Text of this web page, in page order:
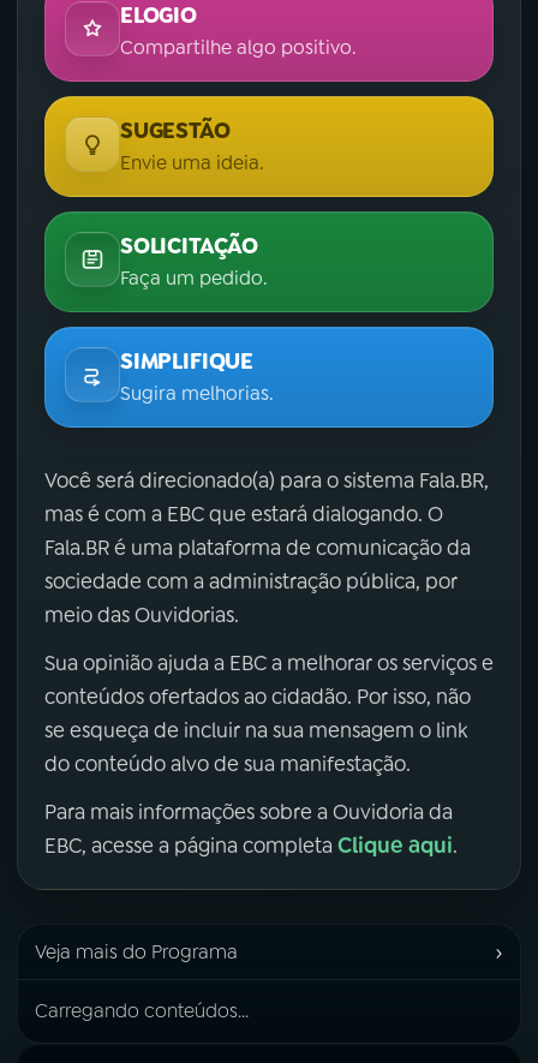
ELOGIO
Compartilhe algo positivo.
SUGESTÃO
Envie uma ideia.
SOLICITAÇÃO
Faça um pedido.
SIMPLIFIQUE
Sugira melhorias.
Você será direcionado(a) para o sistema Fala.BR,
mas é com a EBC que estará dialogando. O
Fala.BR é uma plataforma de comunicação da
sociedade com a administração pública, por
meio das Ouvidorias.
Sua opinião ajuda a EBC a melhorar os serviços e
conteúdos ofertados ao cidadão. Por isso, não
se esqueça de incluir na sua mensagem o link
do conteúdo alvo de sua manifestação.
Para mais informações sobre a Ouvidoria da
EBC, acesse a página completa Clique aqui.
Veja mais do Programa ›
Carregando conteúdos...